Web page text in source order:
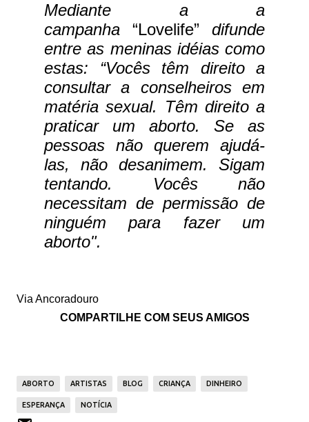
Mediante a a
campanha “Lovelife” difunde
entre as meninas idéias como
estas: “Vocês têm direito a
consultar a conselheiros em
matéria sexual. Têm direito a
praticar um aborto. Se as
pessoas não querem ajudá-
las, não desanimem. Sigam
tentando. Vocês não
necessitam de permissão de
ninguém para fazer um
aborto".
Via Ancoradouro
COMPARTILHE COM SEUS AMIGOS
ABORTO ARTISTAS BLOG CRIANÇA DINHEIRO
ESPERANÇA NOTÍCIA